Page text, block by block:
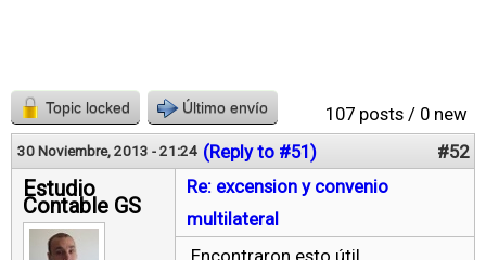
107 posts / 0 new
Topic locked Último envío
30 Noviembre, 2013 - 21:24 (Reply to #51) #52
Estudio
Contable GS
Re: excension y convenio
multilateral